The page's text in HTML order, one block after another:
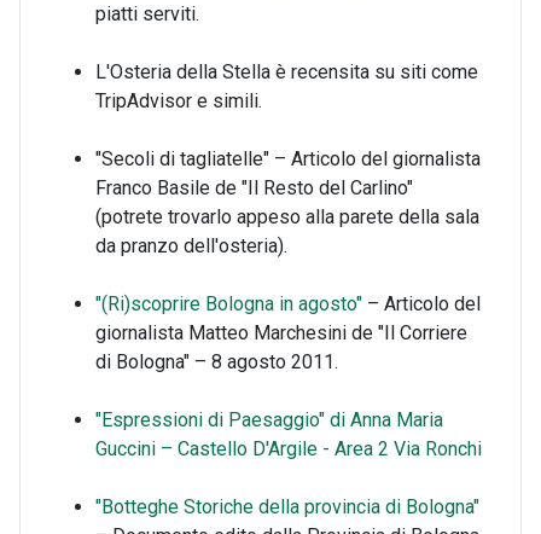
piatti serviti.
L'Osteria della Stella è recensita su siti come
TripAdvisor e simili.
"Secoli di tagliatelle" – Articolo del giornalista
Franco Basile de "Il Resto del Carlino"
(potrete trovarlo appeso alla parete della sala
da pranzo dell'osteria).
"(Ri)scoprire Bologna in agosto" – Articolo del
giornalista Matteo Marchesini de "Il Corriere
di Bologna" – 8 agosto 2011.
"Espressioni di Paesaggio" di Anna Maria
Guccini – Castello D'Argile - Area 2 Via Ronchi
"Botteghe Storiche della provincia di Bologna"